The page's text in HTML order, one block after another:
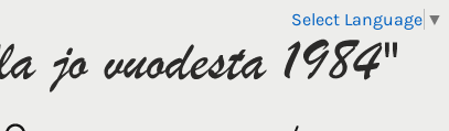
Select Language ▼